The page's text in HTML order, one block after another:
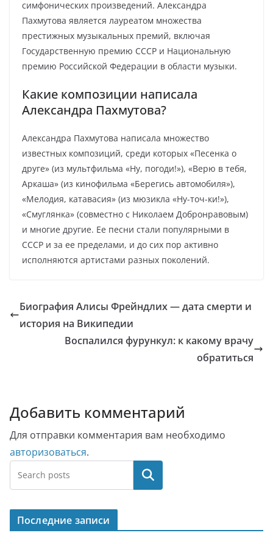
симфонических произведений. Александра
Пахмутова является лауреатом множества
престижных музыкальных премий, включая
Государственную премию СССР и Национальную
премию Российской Федерации в области музыки.
Какие композиции написала
Александра Пахмутова?
Александра Пахмутова написала множество
известных композиций, среди которых «Песенка о
друге» (из мультфильма «Ну, погоди!»), «Верю в тебя,
Аркаша» (из кинофильма «Берегись автомобиля»),
«Мелодия, катавасия» (из мюзикла «Ну-точ-ки!»),
«Смуглянка» (совместно с Николаем Добронравовым)
и многие другие. Ее песни стали популярными в
СССР и за ее пределами, и до сих пор активно
исполняются артистами разных поколений.
Биография Алисы Фрейндлих — дата смерти и
история на Википедии
Воспалился фурункул: к какому врачу
обратиться
Добавить комментарий
Для отправки комментария вам необходимо
авторизоваться.
Поиск
Последние записи